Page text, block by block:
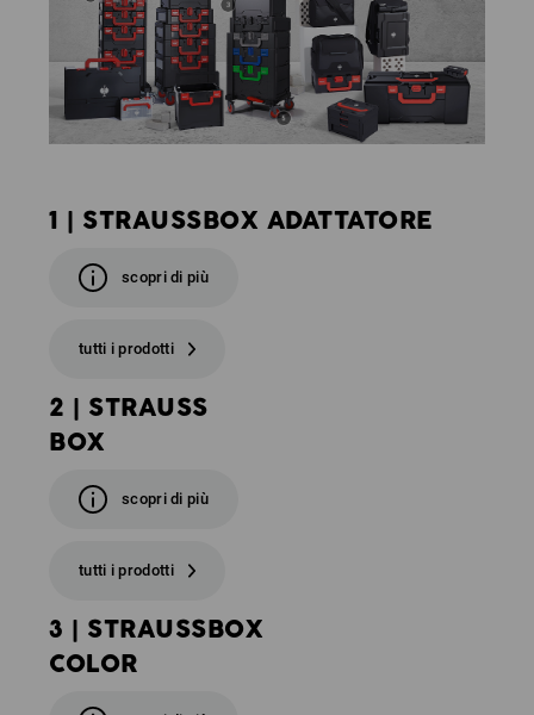
1 | STRAUSSBOX ADATTATORE
scopri di più
tutti i prodotti
2 | STRAUSS
BOX
scopri di più
tutti i prodotti
3 | STRAUSSBOX
COLOR